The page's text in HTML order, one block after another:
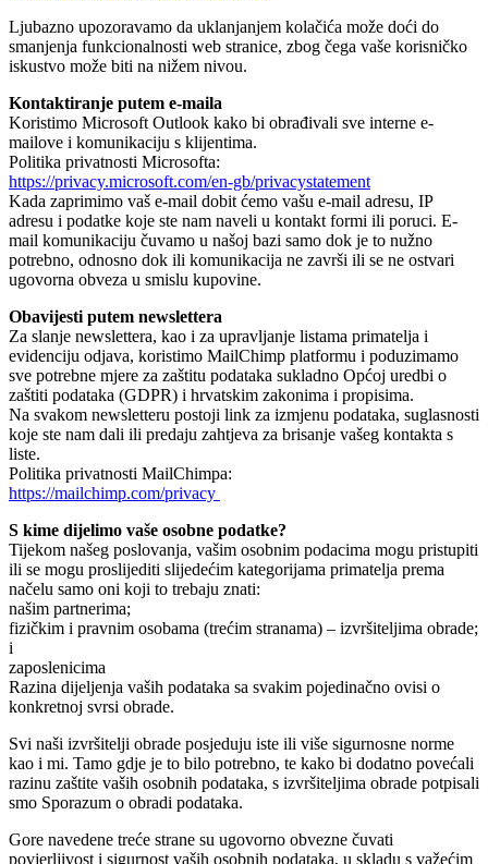
Ljubazno upozoravamo da uklanjanjem kolačića može doći do
smanjenja funkcionalnosti web stranice, zbog čega vaše korisničko
iskustvo može biti na nižem nivou.
Kontaktiranje putem e-maila
Koristimo Microsoft Outlook kako bi obrađivali sve interne e-
mailove i komunikaciju s klijentima.
Politika privatnosti Microsofta:
https://privacy.microsoft.com/en-gb/privacystatement
Kada zaprimimo vaš e-mail dobit ćemo vašu e-mail adresu, IP
adresu i podatke koje ste nam naveli u kontakt formi ili poruci. E-
mail komunikaciju čuvamo u našoj bazi samo dok je to nužno
potrebno, odnosno dok ili komunikacija ne završi ili se ne ostvari
ugovorna obveza u smislu kupovine.
Obavijesti putem newslettera
Za slanje newslettera, kao i za upravljanje listama primatelja i
evidenciju odjava, koristimo MailChimp platformu i poduzimamo
sve potrebne mjere za zaštitu podataka sukladno Općoj uredbi o
zaštiti podataka (GDPR) i hrvatskim zakonima i propisima.
Na svakom newsletteru postoji link za izmjenu podataka, suglasnosti
koje ste nam dali ili predaju zahtjeva za brisanje vašeg kontakta s
liste.
Politika privatnosti MailChimpa:
https://mailchimp.com/privacy
S kime dijelimo vaše osobne podatke?
Tijekom našeg poslovanja, vašim osobnim podacima mogu pristupiti
ili se mogu proslijediti slijedećim kategorijama primatelja prema
načelu samo oni koji to trebaju znati:
našim partnerima;
fizičkim i pravnim osobama (trećim stranama) – izvršiteljima obrade;
i
zaposlenicima
Razina dijeljenja vaših podataka sa svakim pojedinačno ovisi o
konkretnoj svrsi obrade.
Svi naši izvršitelji obrade posjeduju iste ili više sigurnosne norme
kao i mi. Tamo gdje je to bilo potrebno, te kako bi dodatno povećali
razinu zaštite vaših osobnih podataka, s izvršiteljima obrade potpisali
smo Sporazum o obradi podataka.
Gore navedene treće strane su ugovorno obvezne čuvati
povjerljivost i sigurnost vaših osobnih podataka, u skladu s važećim